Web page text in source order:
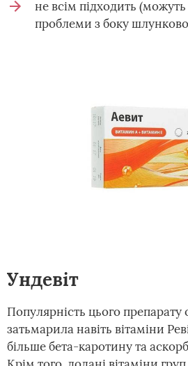
не всім підходить (можуть
проблеми з боку
Ундевіт
Популярність цього препарату
затьмарила навіть вітаміни
більше бета-каротину та